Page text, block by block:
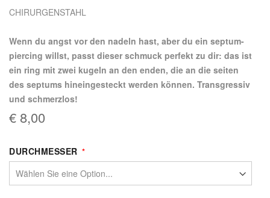
CHIRURGENSTAHL
Wenn du angst vor den nadeln hast, aber du ein septum-
piercing willst, passt dieser schmuck perfekt zu dir: das ist
ein ring mit zwei kugeln an den enden, die an die seiten
des septums hineingesteckt werden können. Transgressiv
und schmerzlos!
€ 8,00
DURCHMESSER